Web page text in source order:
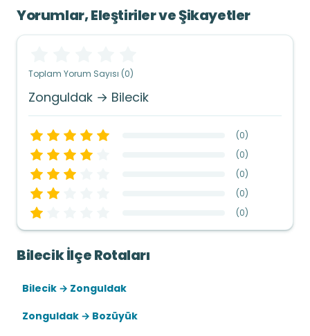
Yorumlar, Eleştiriler ve Şikayetler
Toplam Yorum Sayısı (0)
Zonguldak → Bilecik
(0)
(0)
(0)
(0)
(0)
Bilecik İlçe Rotaları
Bilecik → Zonguldak
Zonguldak → Bozüyük